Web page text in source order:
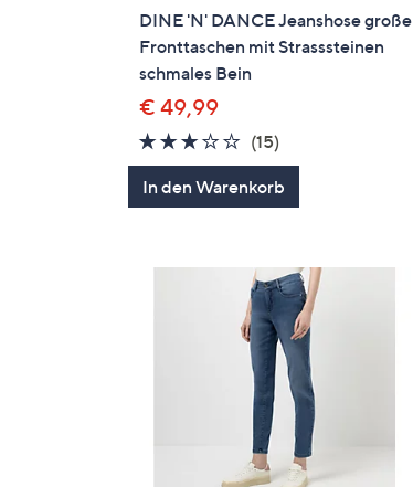
DINE 'N' DANCE Jeanshose große
Fronttaschen mit Strasssteinen
schmales Bein
€ 49,99
3.1
von
5
(15)15
Bewertungen
In den Warenkorb